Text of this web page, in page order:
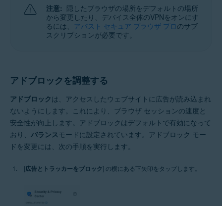
注意: 隠したブラウザの場所をデフォルトの場所
から変更したり、デバイス全体のVPNをオンにす
るには、 アバスト セキュア ブラウザ プロ のサブ
スクリプションが必要です。
アドブロックを調整する
アドブロックは、アクセスしたウェブサイトに広告が読み込まれ
ないようにします。これにより、ブラウザ セッションの速度と
安全性が向上します。アドブロックはデフォルトで有効になって
おり、 バランスモードに設定されています。アドブロック モー
ドを変更には、次の手順を実行します。
[広告とトラッカーをブロック] の横にある下矢印をタップします。